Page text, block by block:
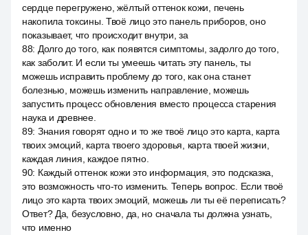
сердце перегружено, жёлтый оттенок кожи, печень
накопила токсины. Твоё лицо это панель приборов, оно
показывает, что происходит внутри, за
88: Долго до того, как появятся симптомы, задолго до того,
как заболит. И если ты умеешь читать эту панель, ты
можешь исправить проблему до того, как она станет
болезнью, можешь изменить направление, можешь
запустить процесс обновления вместо процесса старения
наука и древнее.
89: Знания говорят одно и то же твоё лицо это карта, карта
твоих эмоций, карта твоего здоровья, карта твоей жизни,
каждая линия, каждое пятно.
90: Каждый оттенок кожи это информация, это подсказка,
это возможность что-то изменить. Теперь вопрос. Если твоё
лицо это карта твоих эмоций, можешь ли ты её переписать?
Ответ? Да, безусловно, да, но сначала ты должна узнать,
что именно